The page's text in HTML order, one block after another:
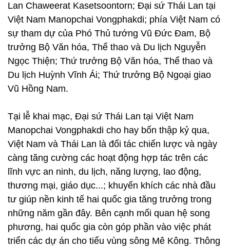
Lan Chaweerat Kasetsoontorn; Đại sứ Thái Lan tại
Việt Nam Manopchai Vongphakdi; phía Việt Nam có
sự tham dự của Phó Thủ tướng Vũ Đức Đam, Bộ
trưởng Bộ Văn hóa, Thể thao và Du lịch Nguyễn
Ngọc Thiện; Thứ trưởng Bộ Văn hóa, Thể thao và
Du lịch Huỳnh Vĩnh Ái; Thứ trưởng Bộ Ngoại giao
Vũ Hồng Nam.
Tại lễ khai mạc, Đại sứ Thái Lan tại Việt Nam
Manopchai Vongphakdi cho hay bốn thập kỷ qua,
Việt Nam và Thái Lan là đối tác chiến lược và ngày
càng tăng cường các hoạt động hợp tác trên các
lĩnh vực an ninh, du lịch, năng lượng, lao động,
thương mại, giáo dục...; khuyến khích các nhà đầu
tư giúp nền kinh tế hai quốc gia tăng trưởng trong
những năm gần đây. Bên cạnh mối quan hệ song
phương, hai quốc gia còn góp phần vào việc phát
triển các dự án cho tiểu vùng sông Mê Kông. Thông